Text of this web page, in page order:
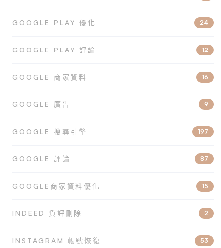
GOOGLE PLAY 優化 24
GOOGLE PLAY 評論 12
GOOGLE 商家資料 16
GOOGLE 廣告 9
GOOGLE 搜尋引擎 197
GOOGLE 評論 87
GOOGLE商家資料優化 15
INDEED 負評刪除 2
INSTAGRAM 帳號恢復 53